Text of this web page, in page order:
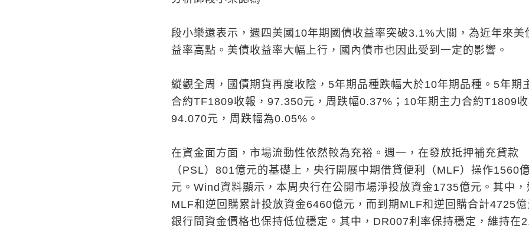
段小樂還表示，週四美國10年期國債收益率突破3.1%大關，為近年來美
益率高點。美債收益率大幅上行，國內債市也因此受到一定的影響。
縱觀全周，國債期貨再度收陰，5年期品種跌幅大於10年期品種。5年期
合約TF1809收報，97.350元，周跌幅0.37%；10年期主力合約T1809
94.070元，周跌幅為0.05%。
在資金面方面，市場流動性依然較為充裕。週一，在發放抵押補充貸款
（PSL）801億元的基礎上，央行開展中期借貸便利（MLF）操作1560
元。Wind資料顯示，本周央行在公開市場淨投放資金1735億元。其中，
MLF和逆回購累計投放資金6460億元，而到期MLF和逆回購合計4725
銀行間資金價格也保持低位穩定。其中，DR007利率保持穩定，維持在